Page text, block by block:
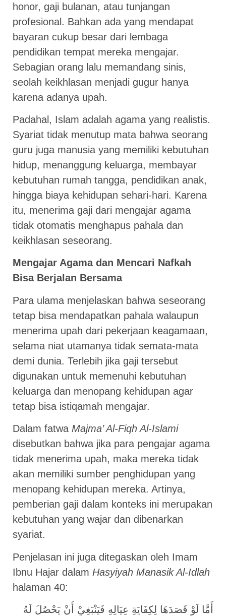
honor, gaji bulanan, atau tunjangan
profesional. Bahkan ada yang mendapat
bayaran cukup besar dari lembaga
pendidikan tempat mereka mengajar.
Sebagian orang lalu memandang sinis,
seolah keikhlasan menjadi gugur hanya
karena adanya upah.
Padahal, Islam adalah agama yang realistis.
Syariat tidak menutup mata bahwa seorang
guru juga manusia yang memiliki kebutuhan
hidup, menanggung keluarga, membayar
kebutuhan rumah tangga, pendidikan anak,
hingga biaya kehidupan sehari-hari. Karena
itu, menerima gaji dari mengajar agama
tidak otomatis menghapus pahala dan
keikhlasan seseorang.
Mengajar Agama dan Mencari Nafkah
Bisa Berjalan Bersama
Para ulama menjelaskan bahwa seseorang
tetap bisa mendapatkan pahala walaupun
menerima upah dari pekerjaan keagamaan,
selama niat utamanya tidak semata-mata
demi dunia. Terlebih jika gaji tersebut
digunakan untuk memenuhi kebutuhan
keluarga dan menopang kehidupan agar
tetap bisa istiqamah mengajar.
Dalam fatwa Majma’ Al-Fiqh Al-Islami
disebutkan bahwa jika para pengajar agama
tidak menerima upah, maka mereka tidak
akan memiliki sumber penghidupan yang
menopang kehidupan mereka. Artinya,
pemberian gaji dalam konteks ini merupakan
kebutuhan yang wajar dan dibenarkan
syariat.
Penjelasan ini juga ditegaskan oleh Imam
Ibnu Hajar dalam Hasyiyah Manasik Al-Idlah
halaman 40:
أَمَّا لَوْ قَصَدَهَا لِكِفَايَةِ عِيَالِهِ فَيَنْبَغِيْ أَنْ يَحْصُلَ لَهُ